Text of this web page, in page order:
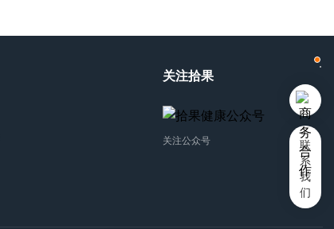
关注拾果
关注公众号
联
系
我
们